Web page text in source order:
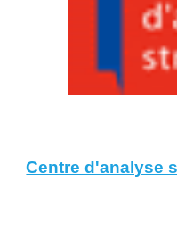
Centre d'analyse